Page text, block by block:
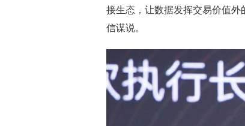
接生态，让数据发挥交易价值外
信谋说。